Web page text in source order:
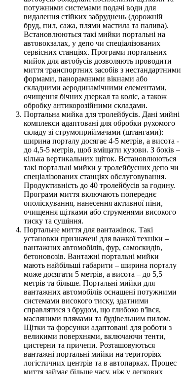
потужними системами подачі води для
видалення стійких забруднень (дорожній
бруд, пил, сажа, плями мастила та палива).
Встановлюються такі мийки портальні на
автовокзалах, у депо чи спеціалізованих
сервісних станціях. Програми портальних
мийок для автобусів дозволяють проводити
миття транспортних засобів з нестандартними
формами, панорамними вікнами або
складними аеродинамічними елементами,
очищення бічних дзеркал та коліс, а також
обробку антикорозійними складами.
Портальна мийка для тролейбусів. Дані мийні
комплекси адаптовані для обробки рухомого
складу зі струмоприймачами (штангами):
ширина порталу досягає 4-5 метрів, а висота -
до 4,5-5 метрів, щоб вміщати кузови. З боків –
кілька вертикальних щіток. Встановлюються
такі портальні мийки у тролейбусних депо чи
спеціалізованих станціях обслуговування.
Продуктивність до 40 тролейбусів за годину.
Програми миття включають попереднє
ополіскування, нанесення активної піни,
очищення щітками або струменями високого
тиску та сушіння.
Портальне миття для вантажівок. Такі
установки призначені для важкої техніки –
вантажних автомобілів, фур, самоскидів,
бетоновозів. Вантажні портальні мийки
мають найбільші габарити – ширина порталу
може досягати 5 метрів, а висота – до 5,5
метрів та більше. Портальні мийки для
вантажних автомобілів оснащені потужними
системами високого тиску, здатними
справлятися з брудом, що глибоко в'ївся,
масляними плямами та будівельним пилом.
Щітки та форсунки адаптовані для роботи з
великими поверхнями, включаючи тенти,
цистерни та причепи. Розташовуються
вантажні портальні мийки на територіях
логістичних центрів та в автопарках. Процес
миття займає більше часу, ніж у легкових